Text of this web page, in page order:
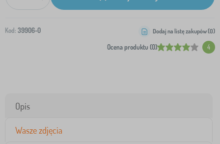
Kod: 39906-0
Ocena produktu (0) 4
Dodaj na listę zakupów (0)
Opis
Wasze zdjęcia